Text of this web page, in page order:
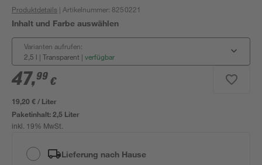
Produktdetails | Artikelnummer: 8250221
Inhalt und Farbe auswählen
Varianten aufrufen:
2,5 l | Transparent | verfügbar
47,99 €
19,20 € / Liter
Paketinhalt:2,5 Liter
inkl. 19% MwSt.
Lieferung nach Hause